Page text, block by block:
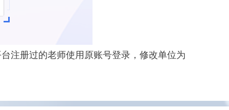
注册过的老师使用原账号登录，修改单位为